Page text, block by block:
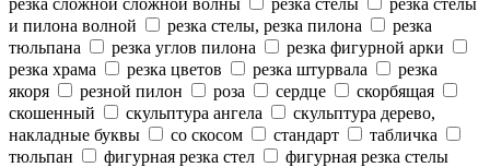
и пилона волной
резка стелы, резка пилона
резка
тюльпана
резка углов пилона
резка фигурной арки
резка храма
резка цветов резка штурвала
резка
якоря
резной пилон роза сердце
скорбящая
скошенный
скульптура ангела
скульптура дерево,
накладные буквы
со скосом стандарт
табличка
тюльпан
фигурная резка стел
фигурная резка стелы